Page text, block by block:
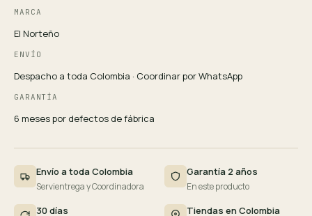
MARCA
El Norteño
ENVÍO
Despacho a toda Colombia · Coordinar por WhatsApp
GARANTÍA
6 meses por defectos de fábrica
Envío a toda Colombia
Servientrega y Coordinadora
Garantía 2 años
En este producto
30 días Tiendas en Colombia